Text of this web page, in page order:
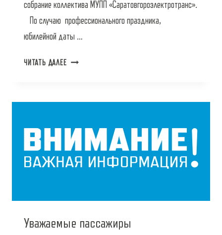
собрание коллектива МУПП «Саратовгороэлектротранс».
По случаю профессионального праздника,
юбилейной даты …
ЧИТАТЬ ДАЛЕЕС
ПАССАЖИРСКОГО
ТРАНСПОРТА!
Уважаемые пассажиры